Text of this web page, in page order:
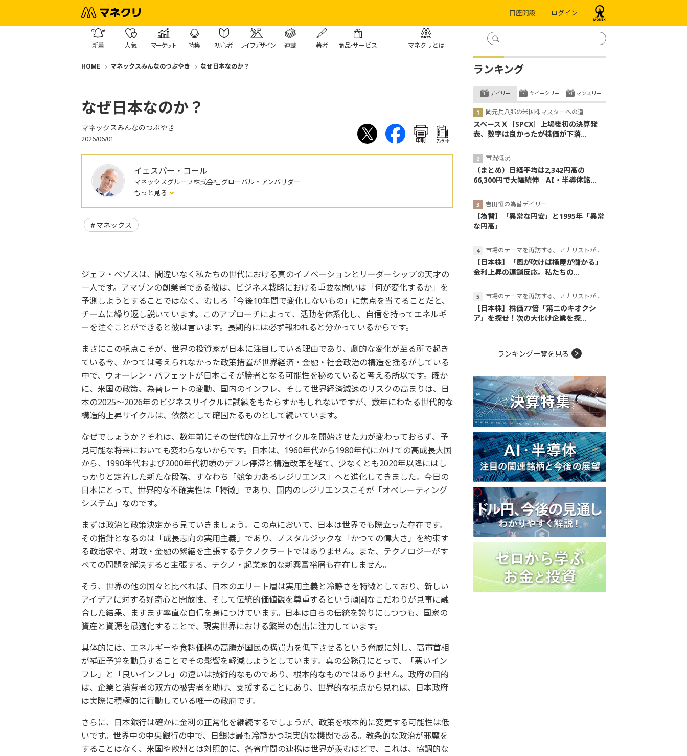
口座開設 ログイン
新着 人気 マーケット 特集 初心者 ライフデザイン 連載 著者 商品・サービス マネクリとは
HOME マネックスみんなのつぶやき なぜ日本なのか？
なぜ日本なのか？
マネックスみんなのつぶやき
2026/06/01 印刷 ｱﾝｹｰﾄ
イェスパー・コール
マネックスグループ株式会社 グローバル・アンバサダー
もっと見る
マネックス
ジェフ・ベゾスは、間違いなく私たちの世代における真のイノベーションとリーダーシップの天才の
一人です。アマゾンの創業者である彼は、ビジネス戦略における重要な問いは「何が変化するか」を
予測しようとすることではなく、むしろ「今後10年間で変化しないもの」に焦点を当てることだと、
チームに繰り返し説いています。このアプローチによって、活動を体系化し、自信を持ってエネルギ
ーを注ぐことができると彼は言います。長期的には必ず報われると分かっているからです。
まさにこの視点こそが、世界の投資家が日本に注目している理由であり、劇的な変化が至る所で起き
ている今、かつては考えられなかった政策措置が世界経済・金融・社会政治の構造を揺るがしている
中で、ウォーレン・バフェットが日本こそが勝者となる可能性を秘めていると考える所以です。確か
に、米国の政策、為替レートの変動、国内のインフレ、そして世界経済減速のリスクの高まりは、日
本の2025～2026年のビジネスサイクルに試練をもたらすかもしれないですが、数年にわたる世代的な
構造的上昇サイクルは、依然として確固たるものとして続いています。
なぜでしょうか？それは、数年前にその世代的な上昇サイクルを開始させた力が変わっておらず、予
見可能な将来においても変わらないからです。日本は、1960年代から1980年代にかけての高成長大国
から、1990年代および2000年代初頭のデフレ停滞と構造改革を経て、少なくとも2020年以降にはし
っかりと定着した新たな段階、すなわち「競争力あるレジリエンス」へと進化してきました。今日の
日本にとって、世界的な不確実性は「特徴」であり、国内のレジリエンスこそが「オペレーティング
システム」なのです。
まずは政治と政策決定から見ていきましょう。この点において、日本は世界でも際立った存在です。
その指針となるのは「成長志向の実用主義」であり、ノスタルジックな「かつての偉大さ」を約束す
る政治家や、財政・金融の緊縮を主張するテクノクラートではありません。また、テクノロジーがす
べての問題を解決すると主張する、テクノ・起業家的な新興富裕層も存在しません。
そう、世界の他の国々と比べれば、日本のエリート層は実用主義と冷静さを特徴としており、新しい
アイデアに対する好奇心と開放性、そして伝統的価値観を尊重するという頑固なこだわりが見事に融
合した結果、ますます率直な自信を身につけています。日本は自らの伝統を誇りにしつつも、国家の
資産と資源を最適化することで、現実世界における繁栄の創出に注力しています。
具体的には、エネルギーや食料価格の高騰が国民の購買力を低下させるという脅威に対し、高市首相
が補正予算を動員することでその影響を軽減しようとしています。真の公務員にとって、「悪いイン
フレ」と「良いインフレ」の違いは技術的なものであり、根本的なものではありません。政府の目的
は、企業と消費者の双方の被害者を助け、支援することにあり、世界的な視点から見れば、日本政府
は実際に積極的に行動している唯一の政府です。
さらに、日本銀行は確かに金利の正常化を継続するでしょうが、政策を根本的に変更する可能性は低
いです。世界中の中央銀行の中で、日銀は最も冷静かつ現実的な機関である。教条的な政治が邪魔を
することはなく、米国や欧州とは対照的に、各省庁間の連携は世界が羨むほどで、これは、協調的な
ランキング
デイリー
岡元兵八郎の米国株マスターへの道
スペースＸ［SPCX］上場後初の決算発
表、数字は良かったが株価が下落...
市況概況
（まとめ）日経平均は2,342円高の
66,300円で大幅続伸 AI・半導体銘...
吉田恒の為替デイリー
【為替】「異常な円安」と1995年「異常
な円高」
市場のテーマを再訪する。アナリストが読み解くテーマの本質
【日本株】「風が吹けば桶屋が儲かる」
金利上昇の連鎖反応。私たちの...
市場のテーマを再訪する。アナリストが読み解くテーマの本質
【日本株】株価77倍「第二のキオクシ
ア」を探せ！次の大化け企業を探...
ウイークリー マンスリー
ランキング一覧を見る